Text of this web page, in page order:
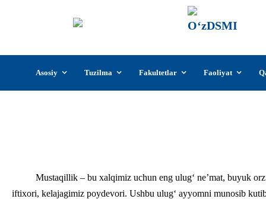
content
Asosiy Tuzilma Fakultetlar Faoliyat
Mustaqillik – bu xalqimiz uchun eng ulug‘ ne’mat, buyuk
iftixori, kelajagimiz poydevori. Ushbu ulug‘ ayyomni munosib